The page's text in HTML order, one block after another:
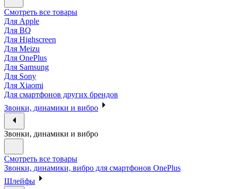
Смотреть все товары
Для Apple
Для BQ
Для Highscreen
Для Meizu
Для OnePlus
Для Samsung
Для Sony
Для Xiaomi
Для смартфонов других брендов
Звонки, динамики и вибро
Звонки, динамики и вибро
Смотреть все товары
Звонки, динамики, вибро для смартфонов OnePlus
Шлейфы